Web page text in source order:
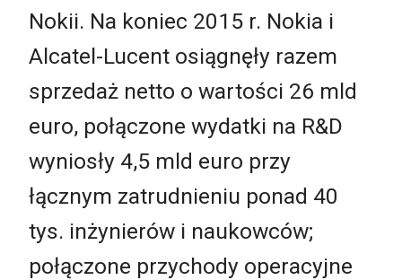
Nokii. Na koniec 2015 r. Nokia i
Alcatel-Lucent osiągnęły razem
sprzedaż netto o wartości 26 mld
euro, połączone wydatki na R&D
wyniosły 4,5 mld euro przy
łącznym zatrudnieniu ponad 40
tys. inżynierów i naukowców;
połączone przychody operacyjne